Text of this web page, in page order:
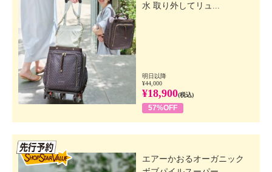
水 取り外してリュ...
明日以降
¥44,000
¥18,900(税込)
57%OFF
エアーかおるオーガニック